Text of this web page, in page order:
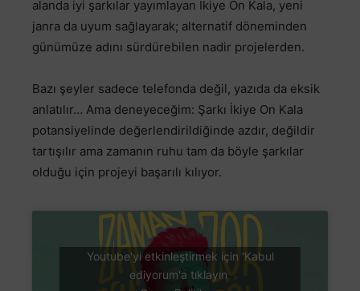
alanda iyi şarkılar yayımlayan İkiye On Kala, yeni
janra da uyum sağlayarak; alternatif döneminden
günümüze adını sürdürebilen nadir projelerden.
Bazı şeyler sadece telefonda değil, yazıda da eksik
anlatılır… Ama deneyeceğim: Şarkı İkiye On Kala
potansiyelinde değerlendirildiğinde azdır, değildir
tartışılır ama zamanın ruhu tam da böyle şarkılar
olduğu için projeyi başarılı kılıyor.
Youtube'yi etkinleştirmek için 'Kabul
ediyorum'a tıklayın